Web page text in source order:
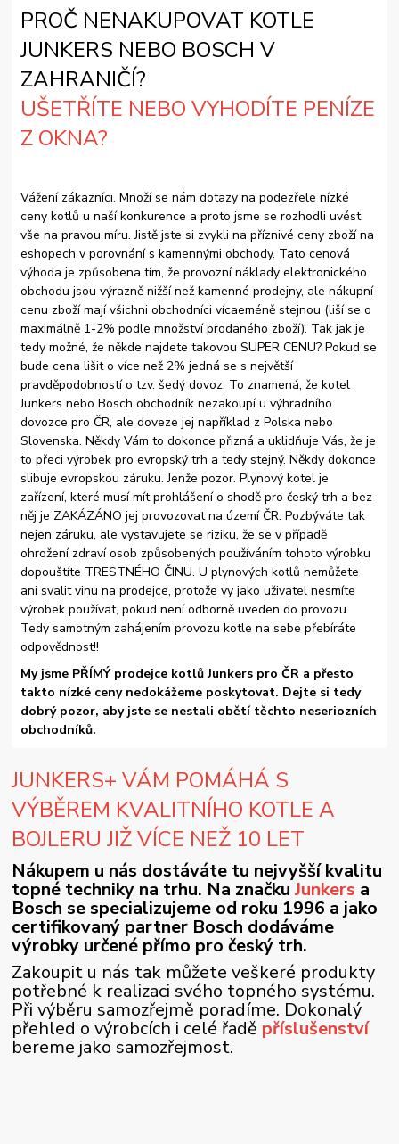
PROČ NENAKUPOVAT KOTLE
JUNKERS NEBO BOSCH V
ZAHRANIČÍ?
UŠETŘÍTE NEBO VYHODÍTE PENÍZE
Z OKNA?
Vážení zákazníci. Množí se nám dotazy na podezřele nízké
ceny kotlů u naší konkurence a proto jsme se rozhodli uvést
vše na pravou míru. Jistě jste si zvykli na příznivé ceny zboží na
eshopech v porovnání s kamennými obchody. Tato cenová
výhoda je způsobena tím, že provozní náklady elektronického
obchodu jsou výrazně nižší než kamenné prodejny, ale nákupní
cenu zboží mají všichni obchodníci vícaeméně stejnou (liší se o
maximálně 1-2% podle množství prodaného zboží). Tak jak je
tedy možné, že někde najdete takovou SUPER CENU? Pokud se
bude cena lišit o více než 2% jedná se s největší
pravděpodobností o tzv. šedý dovoz. To znamená, že kotel
Junkers nebo Bosch obchodník nezakoupí u výhradního
dovozce pro ČR, ale doveze jej například z Polska nebo
Slovenska. Někdy Vám to dokonce přizná a uklidňuje Vás, že je
to přeci výrobek pro evropský trh a tedy stejný. Někdy dokonce
slibuje evropskou záruku. Jenže pozor. Plynový kotel je
zařízení, které musí mít prohlášení o shodě pro český trh a bez
něj je ZAKÁZÁNO jej provozovat na území ČR. Pozbýváte tak
nejen záruku, ale vystavujete se riziku, že se v případě
ohrožení zdraví osob způsobených používáním tohoto výrobku
dopouštíte TRESTNÉHO ČINU. U plynových kotlů nemůžete
ani svalit vinu na prodejce, protože vy jako uživatel nesmíte
výrobek používat, pokud není odborně uveden do provozu.
Tedy samotným zahájením provozu kotle na sebe přebíráte
odpovědnost!!
My jsme PŘÍMÝ prodejce kotlů Junkers pro ČR a přesto
takto nízké ceny nedokážeme poskytovat. Dejte si tedy
dobrý pozor, aby jste se nestali obětí těchto neseriozních
obchodníků.
JUNKERS+ VÁM POMÁHÁ S
VÝBĚREM KVALITNÍHO KOTLE A
BOJLERU JIŽ VÍCE NEŽ 10 LET
Nákupem u nás dostáváte tu nejvyšší kvalitu
topné techniky na trhu. Na značkuJunkers a
Bosch se specializujeme od roku 1996 a jako
certifikovaný partner Bosch dodáváme
výrobky určené přímo pro český trh.
Zakoupit u nás tak můžete veškeré produkty
potřebné k realizaci svého topného systému.
Při výběru samozřejmě poradíme. Dokonalý
přehled o výrobcích i celé řadě příslušenství
bereme jako samozřejmost.